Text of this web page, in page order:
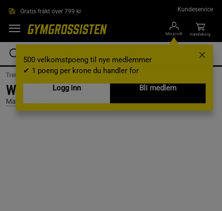
Gratis frakt over 799 kr Kundeservice
Min profil
500 velkomstpoeng til nye medlemmer
✔ 1 poeng per krone du handler for
Logg inn
Bli medlem
Handlekorg
Treningsutstyr & tilbehør /Vektvest
Weight Vest Master 20 kilo
Master Fitness